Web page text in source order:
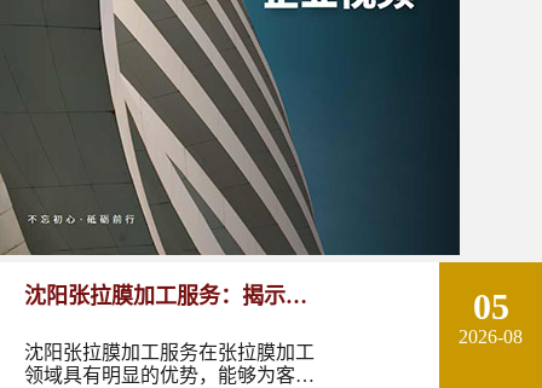
沈阳张拉膜加工服务：揭示张
拉膜加工的实用优势
沈阳张拉膜加工服务在张拉膜加工
领域具有明显的优势，能够为客户
05
2026-08